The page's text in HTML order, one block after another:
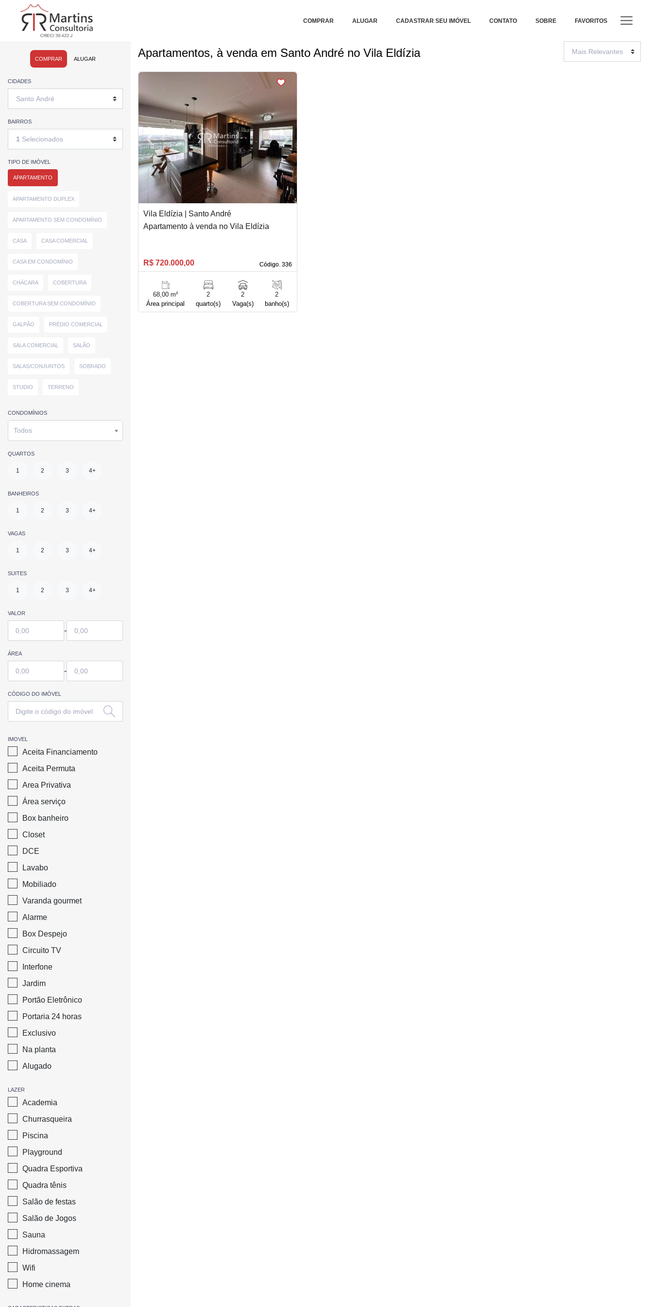
COMPRAR ALUGAR CADASTRAR SEU IMÓVEL CONTATO SOBRE FAVORITOS
COMPRAR ALUGAR
CIDADES
BAIRROS
1 Selecionados
TIPO DE IMÒVEL
APARTAMENTO
APARTAMENTO DUPLEX
APARTAMENTO SEM CONDOMÍNIO
CASA CASA COMERCIAL
CASA EM CONDOMÍNIO
CHÁCARA COBERTURA
COBERTURA SEM CONDOMÍNIO
GALPÃO PRÉDIO COMERCIAL
SALA COMERCIAL SALÃO
SALAS/CONJUNTOS SOBRADO
STUDIO TERRENO
CONDOMÍNIOS
Todos
QUARTOS
1 2 3 4+
BANHEIROS
1 2 3 4+
VAGAS
1 2 3 4+
SUITES
1 2 3 4+
VALOR
-
ÁREA
-
CÓDIGO DO IMÓVEL
IMOVEL
Aceita Financiamento
Aceita Permuta
Area Privativa
Área serviço
Box banheiro
Closet
DCE
Lavabo
Mobiliado
Varanda gourmet
Alarme
Box Despejo
Circuito TV
Interfone
Jardim
Portão Eletrônico
Portaria 24 horas
Exclusivo
Na planta
Alugado
LAZER
Academia
Churrasqueira
Piscina
Playground
Quadra Esportiva
Quadra tênis
Salão de festas
Salão de Jogos
Sauna
Hidromassagem
Wifi
Home cinema
Apartamentos, à venda em Santo André no Vila Eldízia
‹Previous ›Next
Vila Eldízia | Santo André
Código. 336
Código. 336
Apartamento à venda no Vila Eldízia
R$ 720.000,00
68,00 m²
Área principal
2
quarto(s)
2
Vaga(s)
2
banho(s)